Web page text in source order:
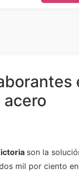
son la
mil por ciento